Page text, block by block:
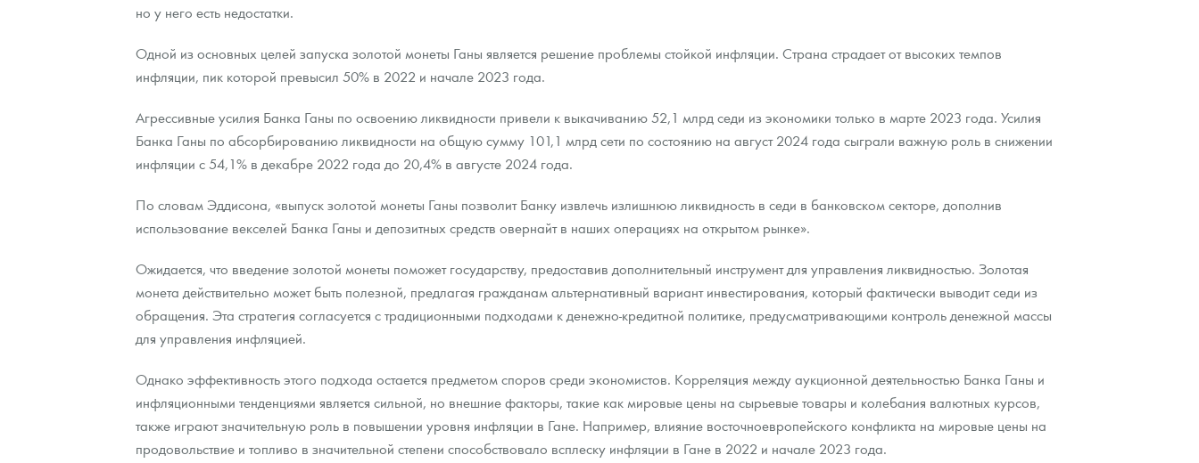
но у него есть недостатки.
Одной из основных целей запуска золотой монеты Ганы является решение проблемы стойкой инфляции. Страна страдает от высоких темпов
инфляции, пик которой превысил 50% в 2022 и начале 2023 года.
Агрессивные усилия Банка Ганы по освоению ликвидности привели к выкачиванию 52,1 млрд седи из экономики только в марте 2023 года. Усилия
Банка Ганы по абсорбированию ликвидности на общую сумму 101,1 млрд сети по состоянию на август 2024 года сыграли важную роль в снижении
инфляции с 54,1% в декабре 2022 года до 20,4% в августе 2024 года.
По словам Эддисона, «выпуск золотой монеты Ганы позволит Банку извлечь излишнюю ликвидность в седи в банковском секторе, дополнив
использование векселей Банка Ганы и депозитных средств овернайт в наших операциях на открытом рынке».
Ожидается, что введение золотой монеты поможет государству, предоставив дополнительный инструмент для управления ликвидностью. Золотая
монета действительно может быть полезной, предлагая гражданам альтернативный вариант инвестирования, который фактически выводит седи из
обращения. Эта стратегия согласуется с традиционными подходами к денежно-кредитной политике, предусматривающими контроль денежной массы
для управления инфляцией.
Однако эффективность этого подхода остается предметом споров среди экономистов. Корреляция между аукционной деятельностью Банка Ганы и
инфляционными тенденциями является сильной, но внешние факторы, такие как мировые цены на сырьевые товары и колебания валютных курсов,
также играют значительную роль в повышении уровня инфляции в Гане. Например, влияние восточноевропейского конфликта на мировые цены на
продовольствие и топливо в значительной степени способствовало всплеску инфляции в Гане в 2022 и начале 2023 года.